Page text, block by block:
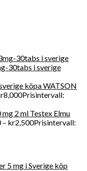
30tabs i sverige
köpa WATSON
8,000Prisintervall:
Testex Elmu
– kr2,500Prisintervall:
köp